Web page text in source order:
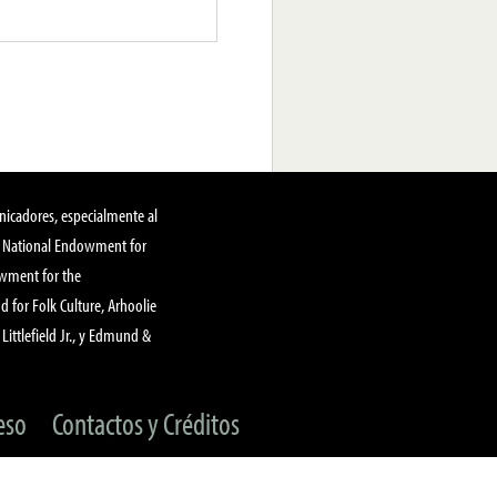
especialmente al
National Endowment for
for the
for Folk Culture, Arhoolie
Littlefield Jr., y Edmund &
Contactos y Créditos